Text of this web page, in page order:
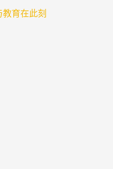
育在此刻